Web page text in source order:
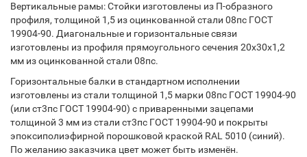
Вертикальные рамы: Стойки изготовлены из П-образного
профиля, толщиной 1,5 из оцинкованной стали 08пс ГОСТ
19904-90. Диагональные и горизонтальные связи
изготовлены из профиля прямоугольного сечения 20х30х1,2
мм из оцинкованной стали 08пс.
Горизонтальные балки в стандартном исполнении
изготовлены из стали толщиной 1,5 марки 08пс ГОСТ 19904-90
(или ст3пс ГОСТ 19904-90) с приваренными зацепами
толщиной 3 мм из стали ст3пс ГОСТ 19904-90 и покрыты
эпоксиполиэфирной порошковой краской RAL 5010 (синий).
По желанию заказчика цвет может быть изменён.